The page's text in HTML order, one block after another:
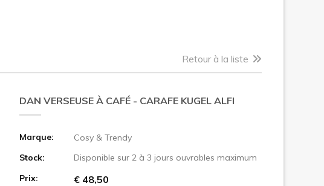
Retour à la liste
DAN VERSEUSE À CAFÉ - CARAFE KUGEL ALFI
Marque:
Cosy & Trendy
Stock:
Disponible sur 2 à 3 jours ouvrables maximum
Prix:
€ 48,50